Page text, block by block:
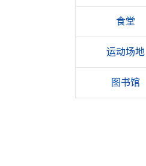
食堂
运动场地
图书馆